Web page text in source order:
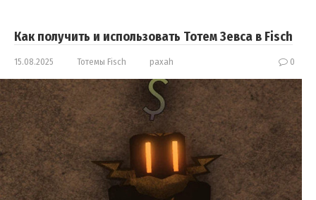
Как получить и использовать Тотем Зевса в Fisch
15.08.2025 Тотемы Fisch paxah 0